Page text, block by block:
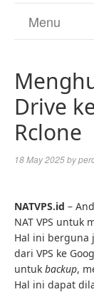
Menu
Drive
Rclone
18 May 2025by
NATVPS.id –
NAT VPS untuk
Hal ini berguna
dari VPS ke
untuk backup,
Hal ini dapat